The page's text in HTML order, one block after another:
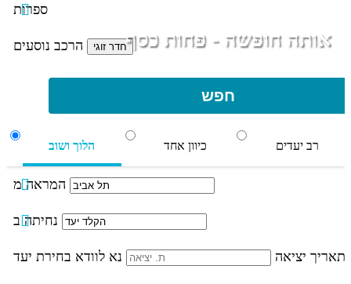
ספרות
הרכב נוסעים
חפש
אותה חופשה - פחות כסף
הלוך ושוב כיוון אחד רב יעדים
המראה מ
נחיתה ב
תאריך יציאה נא לוודא בחירת יעד